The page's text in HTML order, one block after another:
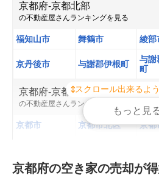
不動産会社向け情報
京都府-京都北部
の不動産屋さんランキングを見る
福知山市 舞鶴市 綾部
京丹後市 与謝郡伊根町
与謝
町
スクロール出来るよ
もっと見
京都府-京都南部
の不動産屋さんランキングを見る
京都市 京都市北区 京都
京都市右京区 京都市伏見区 京都
スクロール出来るよ
もっと見
京都府の空き家の売却が